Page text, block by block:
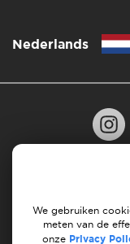
Nederlands
Richtlijnen voor
Annuleren &
We gebruiken
meten van de
onze Privacy